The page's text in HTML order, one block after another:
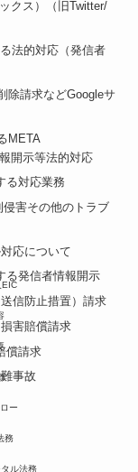
クス）（旧Twitter/
法的対応（発信者
除請求などGoogleサ
META
開示等法的対応
る対応業務
害その他のトラブ
応について
る発信者情報開示
信防止措置）請求
害賠償請求
償請求
事故
EIC
ー
務
ル法務